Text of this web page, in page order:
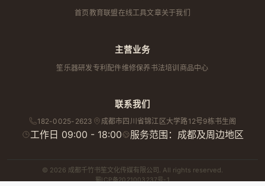
首页教育联盟在线工具文章关于我们
主营业务
笙乐器研发专利配件维修保养 书法培训 商品中心
联系我们
182-0025-2623 成都市四川省锦江区大学路12号9栋书生阁
工作日 09:00 - 18:00 服务范围：成都及周边地区
© 2026 成都千竹书笙文化传媒有限公司. All rights reserved.
蜀ICP备2021003237号-1